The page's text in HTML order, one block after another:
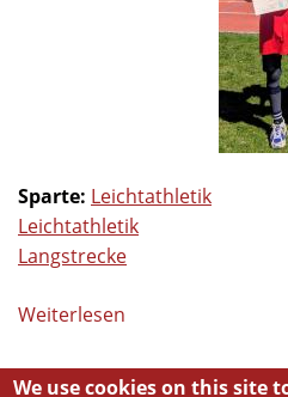
Sparte: Leichtathletik
Leichtathletik
Langstrecke
Weiterlesen
Teilnahme
We use cookies on this site